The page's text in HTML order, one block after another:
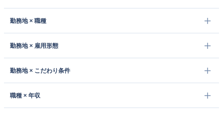
勤務地 × 職種
勤務地 × 雇用形態
勤務地 × こだわり条件
職種 × 年収